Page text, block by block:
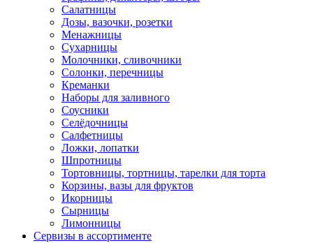
Салатницы
Дозы, вазочки, розетки
Менажницы
Сухарницы
Молочники, сливочники
Солонки, перечницы
Креманки
Наборы для заливного
Соусники
Селёдочницы
Салфетницы
Ложки, лопатки
Шпротницы
Тортовницы, тортницы, тарелки для торта
Корзины, вазы для фруктов
Икорницы
Сырницы
Лимонницы
Сервизы в ассортименте